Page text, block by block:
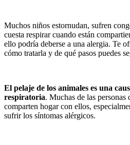
Muchos niños estornudan, sufren
cuesta respirar cuando están
ello podría deberse a una alergia. Te
cómo tratarla y de qué pasos puedes
El pelaje de los animales es una
respiratoria. Muchas de las personas
comparten hogar con ellos,
sufrir los síntomas alérgicos.